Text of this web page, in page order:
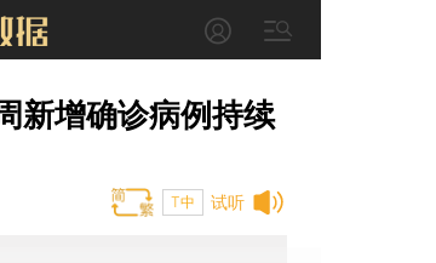
新增确诊病例持续
试听
T中